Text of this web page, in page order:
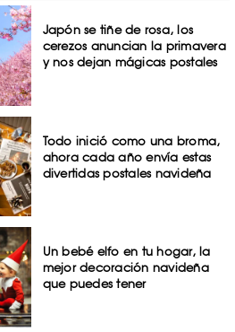
Japón se tiñe de rosa, los
cerezos anuncian la primavera
y nos dejan mágicas postales
Todo inició como una broma,
ahora cada año envía estas
divertidas postales navideña
Un bebé elfo en tu hogar, la
mejor decoración navideña
que puedes tener